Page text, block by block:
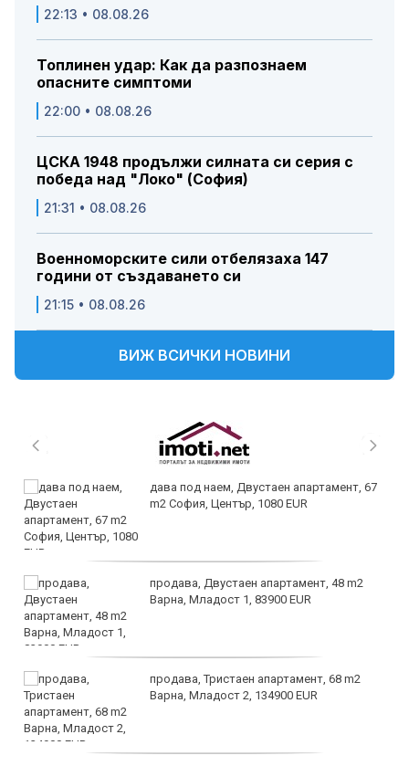
22:13 • 08.08.26
Топлинен удар: Как да разпознаем
опасните симптоми
22:00 • 08.08.26
ЦСКА 1948 продължи силната си серия с
победа над "Локо" (София)
21:31 • 08.08.26
Военноморските сили отбелязаха 147
години от създаването си
21:15 • 08.08.26
ВИЖ ВСИЧКИ НОВИНИ
дава под наем, Двустаен апартамент, 67
m2 София, Център, 1080 EUR
продава, Двустаен апартамент, 48 m2
Варна, Младост 1, 83900 EUR
продава, Тристаен апартамент, 68 m2
Варна, Младост 2, 134900 EUR